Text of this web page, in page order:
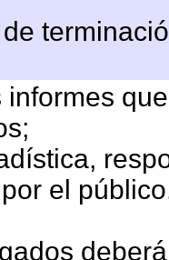
informes
el